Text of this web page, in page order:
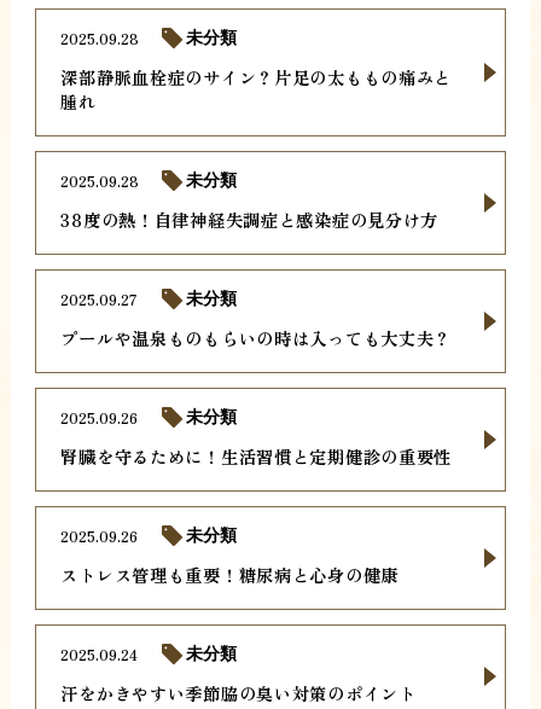
深部静脈血栓症のサイン？片足の太ももの痛みと
腫れ
2025.09.28 未分類
38度の熱！自律神経失調症と感染症の見分け方
2025.09.28 未分類
プールや温泉ものもらいの時は入っても大丈夫？
2025.09.27 未分類
腎臓を守るために！生活習慣と定期健診の重要性
2025.09.26 未分類
ストレス管理も重要！糖尿病と心身の健康
2025.09.26 未分類
汗をかきやすい季節脇の臭い対策のポイント
2025.09.24 未分類